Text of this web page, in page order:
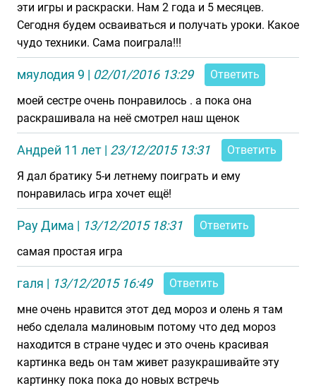
эти игры и раскраски. Нам 2 года и 5 месяцев.
Сегодня будем осваиваться и получать уроки. Какое
чудо техники. Сама поиграла!!!
мяулодия 9 | 02/01/2016 13:29
Ответить
моей сестре очень понравилось . а пока она
раскрашивала на неё смотрел наш щенок
Андрей 11 лет | 23/12/2015 13:31
Ответить
Я дал братику 5-и летнему поиграть и ему
понравилась игра хочет ещё!
Рау Дима | 13/12/2015 18:31
Ответить
самая простая игра
галя | 13/12/2015 16:49
Ответить
мне очень нравится этот дед мороз и олень я там
небо сделала малиновым потому что дед мороз
находится в стране чудес и это очень красивая
картинка ведь он там живет разукрашивайте эту
картинку пока пока до новых встречь